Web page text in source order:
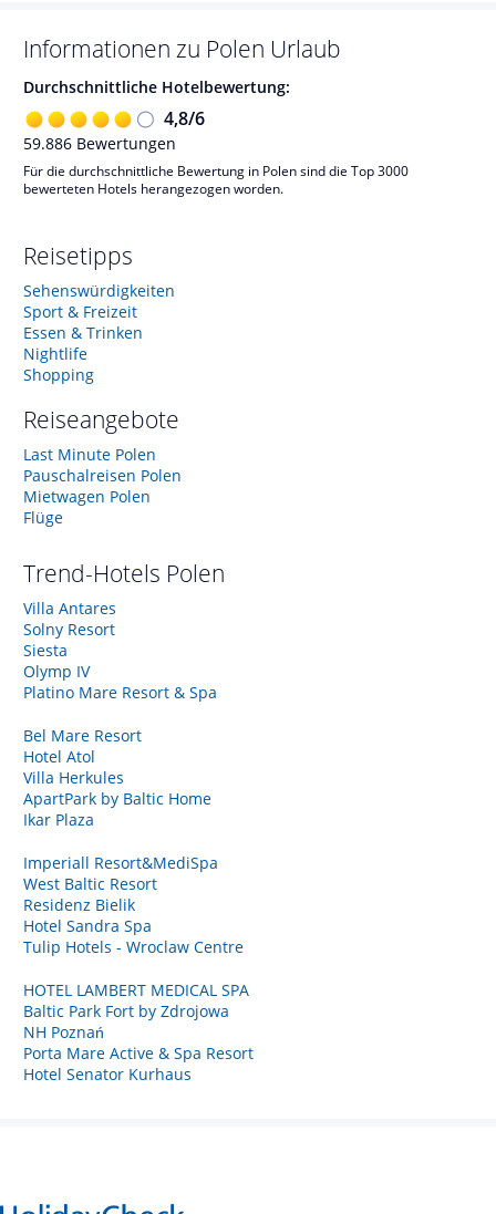
Informationen zu Polen Urlaub
Durchschnittliche Hotelbewertung:
4,8/6
59.886 Bewertungen
Für die durchschnittliche Bewertung in Polen sind die Top 3000
bewerteten Hotels herangezogen worden.
Reisetipps
Sehenswürdigkeiten
Sport & Freizeit
Essen & Trinken
Nightlife
Shopping
Reiseangebote
Last Minute Polen
Pauschalreisen Polen
Mietwagen Polen
Flüge
Trend-Hotels Polen
Villa Antares
Solny Resort
Siesta
Olymp IV
Platino Mare Resort & Spa
Bel Mare Resort
Hotel Atol
Villa Herkules
ApartPark by Baltic Home
Ikar Plaza
Imperiall Resort&MediSpa
West Baltic Resort
Residenz Bielik
Hotel Sandra Spa
Tulip Hotels - Wroclaw Centre
HOTEL LAMBERT MEDICAL SPA
Baltic Park Fort by Zdrojowa
NH Poznań
Porta Mare Active & Spa Resort
Hotel Senator Kurhaus